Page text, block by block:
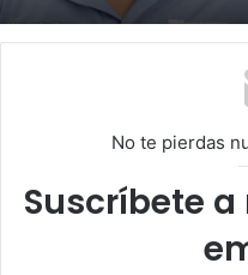
No te pierdas
Suscríbete